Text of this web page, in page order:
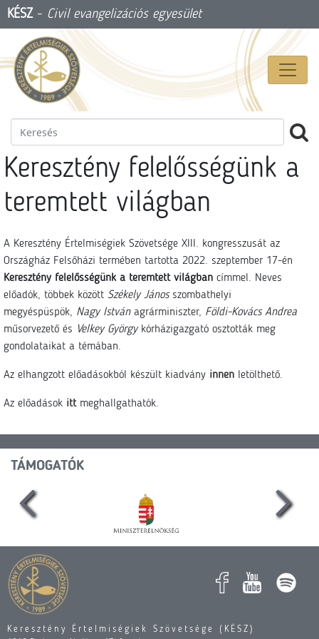
KÉSZ- Civil evangelizációs egyesület
Keresztény felelősségünk a
teremtett világban
A Keresztény Értelmiségiek Szövetsége XIII. kongresszusát az
Országház Felsőházi termében tartotta 2022. szeptember 17-én
Keresztény felelősségünk a teremtett világban címmel. Neves
előadók, többek között Székely János szombathelyi
megyéspüspök, Nagy Istvánagrárminiszter, Földi-Kovács Andrea
műsorvezető és Velkey Györgykórházigazgató osztották meg
gondolataikat a témában.
Az elhangzott előadásokból készült kiadvány innen letölthető.
Az előadások ittmeghallgathatók.
TÁMOGATÓK
Keresztény Értelmiségiek Szövetsége (KÉSZ)